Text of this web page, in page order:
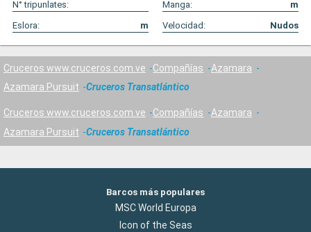
N° tripunlates:
Manga:
m
Eslora:
m Velocidad: Nudos
Cruceros www.cruceros.com.ve Compañías
Azamara
Azamara Pursuit
Cruceros Transatlántico
Cruceros www.cruceros.com.ve Compañías
Azamara
Azamara Pursuit
Cruceros Transatlántico
Barcos más populares
MSC World Europa
Icon of the Seas